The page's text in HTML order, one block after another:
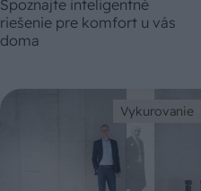
Spoznajte inteligentné
riešenie pre komfort u vás
doma
Vykurovanie